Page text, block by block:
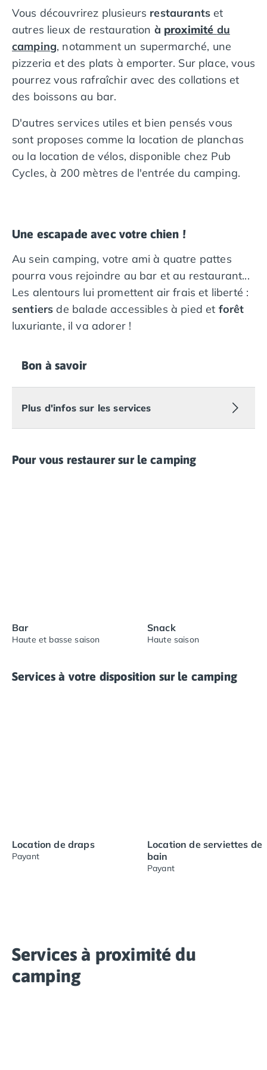
Vous découvrirez plusieurs restaurantset
autres lieux de restauration à proximité du
camping, notamment un supermarché, une
pizzeria et des plats à emporter. Sur place, vous
pourrez vous rafraîchir avec des collations et
des boissons au bar.
D'autres services utiles et bien pensés vous
sont proposes comme la location de planchas
ou la location de vélos, disponible chez Pub
Cycles, à 200 mètres de l'entrée du camping.
Une escapade avec votre chien !
Au sein camping, votre ami à quatre pattes
pourra vous rejoindre au bar et au restaurant...
Les alentours lui promettent air frais et liberté :
sentiersde balade accessibles à pied et forêt
luxuriante, il va adorer !
Bon à savoir
Plus d'infos sur les services
Pour vous restaurer sur le camping
Bar
Haute et basse saison
Snack
Haute saison
Services à votre disposition sur le camping
Location de draps
Payant
Location de serviettes de
bain
Payant
Services à proximité du
camping